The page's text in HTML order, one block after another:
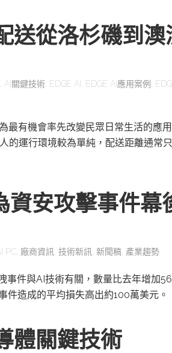
送從洛杉磯到澳
AI關鍵技術 EDGE AI EDGE AI應用案例
最有機會率先改變民眾日常生活的應用
的運行環境較為單純，配送距離通常
資安攻擊事件幕
PC 廠商資訊 技術新訊 新聞稿 產業趨勢
事件與AI技術有關，數量比去年增加
造成的平均損失高出約100萬美元。
體關鍵技術